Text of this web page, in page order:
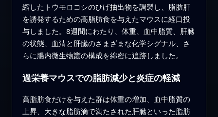
縮したトウモロコシのひげ抽出物を調製し、脂肪肝
を誘発するための高脂肪食を与えたマウスに経口投
与しました。8週間にわたり、体重、血中脂質、肝臓
の状態、血清と肝臓のさまざまな化学シグナル、さ
らに腸内微生物叢の構成を綿密に追跡しました。
過栄養マウスでの脂肪減少と炎症の軽減
高脂肪食だけを与えた群は体重の増加、血中脂質の
上昇、大きな脂肪滴で満たされた肝臓といった脂肪